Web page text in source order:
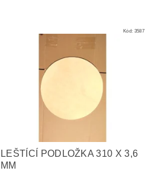
Kód: 3587
LEŠTÍCÍ PODLOŽKA 310 X 3,6
MM